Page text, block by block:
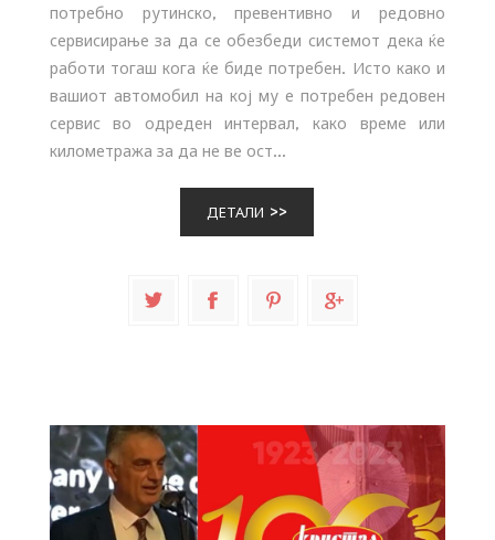
потребно рутинско, превентивно и редовно
сервисирање за да се обезбеди системот дека ќе
работи тогаш кога ќе биде потребен. Исто како и
вашиот автомобил на кој му е потребен редовен
сервис во одреден интервал, како време или
километража за да не ве ост...
ДЕТАЛИ